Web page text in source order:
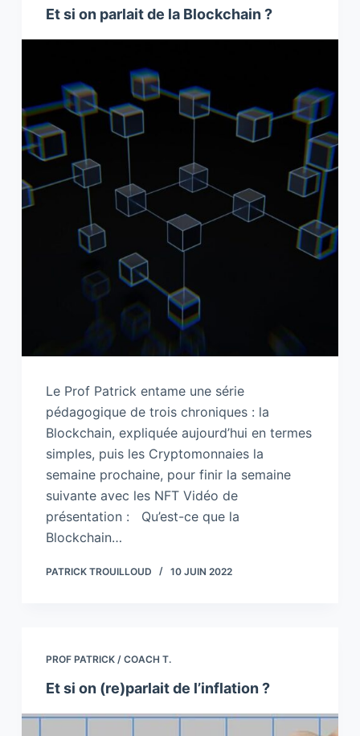
Et si on parlait de la Blockchain ?
Le Prof Patrick entame une série
pédagogique de trois chroniques : la
Blockchain, expliquée aujourd’hui en termes
simples, puis les Cryptomonnaies la
semaine prochaine, pour finir la semaine
suivante avec les NFT Vidéo de
présentation : Qu’est-ce que la
Blockchain…
PATRICK TROUILLOUD 10 JUIN 2022
PROF PATRICK / COACH T.
Et si on (re)parlait de l’inflation ?